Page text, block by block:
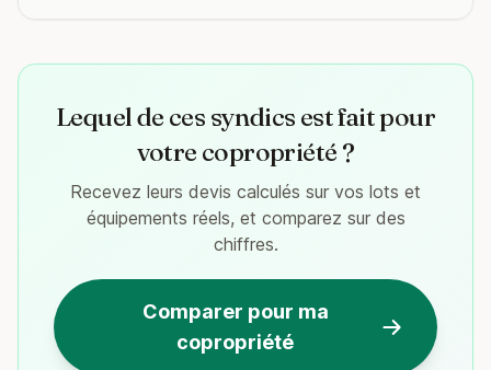
Lequel de ces syndics est fait pour
votre copropriété ?
Recevez leurs devis calculés sur vos lots et
équipements réels, et comparez sur des
chiffres.
Comparer pour ma
copropriété